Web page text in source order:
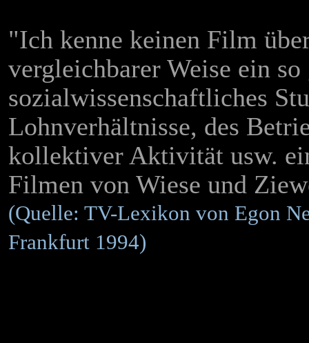
"Ich kenne keinen Film
vergleichbarer Weise ein
sozialwissenschaftliches
Lohnverhältnisse, des
kollektiver Aktivität usw.
Filmen von Wiese und
(Quelle: TV-Lexikon von Egon
Frankfurt 1994)